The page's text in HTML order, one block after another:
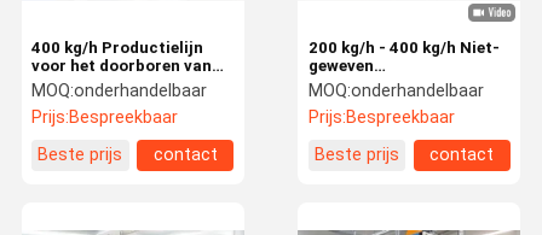
200 kg/h - 400 kg/h Niet-
geweven
naaldpunctmachine
Insole Board Toe Puff Felt
Productielijn
MOQ:onderhandelbaar
Prijs:Bespreekbaar
Beste prijs
contact
400 kg/h Productielijn
voor het doorboren van
naalden met hoge
snelheid PU/PVC
leerbasis Felt nonwoven
weefsel maken machine
MOQ:onderhandelbaar
Prijs:Bespreekbaar
Beste prijs
contact